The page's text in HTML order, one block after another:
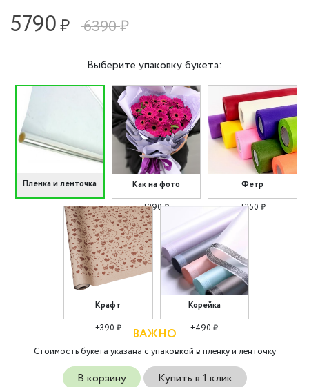
5790₽ 6390 ₽
Выберите упаковку букета:
Пленка и ленточка
Как на фото
+290 ₽
Фетр
+350 ₽
Крафт
+390 ₽
Корейка
+490 ₽
ВАЖНО
Стоимость букета указана с упаковкой в пленку и ленточку
В корзину Купить в 1 клик